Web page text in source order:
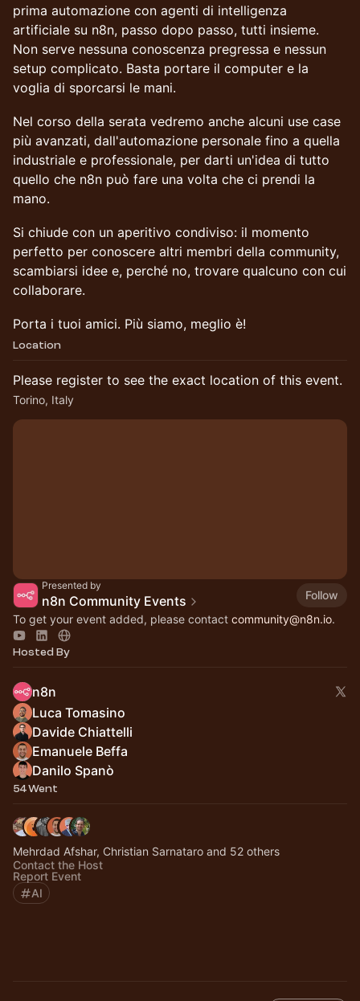
prima automazione con agenti di intelligenza
artificiale su n8n, passo dopo passo, tutti insieme.
Non serve nessuna conoscenza pregressa e nessun
setup complicato. Basta portare il computer e la
voglia di sporcarsi le mani.
Nel corso della serata vedremo anche alcuni use case
più avanzati, dall'automazione personale fino a quella
industriale e professionale, per darti un'idea di tutto
quello che n8n può fare una volta che ci prendi la
mano.
Si chiude con un aperitivo condiviso: il momento
perfetto per conoscere altri membri della community,
scambiarsi idee e, perché no, trovare qualcuno con cui
collaborare.
Porta i tuoi amici. Più siamo, meglio è!
Location
Please register to see the exact location of this event.
Torino, Italy
Presented by
n8n Community Events
Follow
To get your event added, please contact community@n8n.io.
Hosted By
n8n
Luca Tomasino
Davide Chiattelli
Emanuele Beffa
Danilo Spanò
54 Went
Mehrdad Afshar, Christian Sarnataro and 52 others
Contact the Host
Report Event
AI